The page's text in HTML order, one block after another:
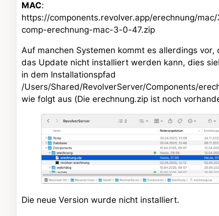
MAC:
https://components.revolver.app/erechnung/
comp-erechnung-mac-3-0-47.zip
Auf manchen Systemen kommt es allerdings vor,
das Update nicht installiert werden kann, dies
in dem Installationspfad
/Users/Shared/RevolverServer/Components/
wie folgt aus (Die erechnung.zip ist noch
Die neue Version wurde nicht installiert.